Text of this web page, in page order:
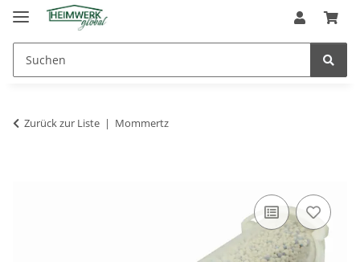
Zurück zur Liste Mommertz